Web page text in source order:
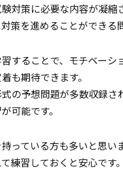
対策に必要な内容が凝縮
策を進めることができる
することで、モチベーシ
も期待できます。
の予想問題が多数収録さ
可能です。
っている方も多いと思い
練習しておくと安心です。